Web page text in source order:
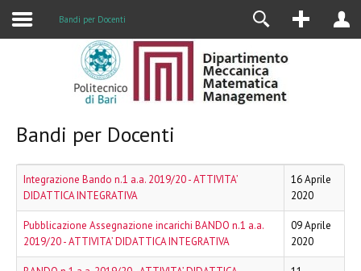
Bandi per Docenti
Bandi per Docenti
Integrazione Bando n.1 a.a. 2019/20 - ATTIVITA’
DIDATTICA INTEGRATIVA
16 Aprile
2020
Pubblicazione Assegnazione incarichi BANDO n.1 a.a.
2019/20 - ATTIVITA’ DIDATTICA INTEGRATIVA
09 Aprile
2020